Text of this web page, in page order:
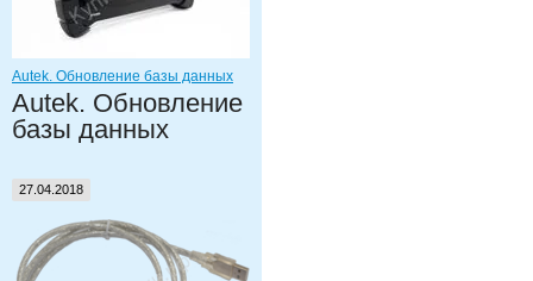
Autek. Обновление базы данных
Autek. Обновление
базы данных
27.04.2018